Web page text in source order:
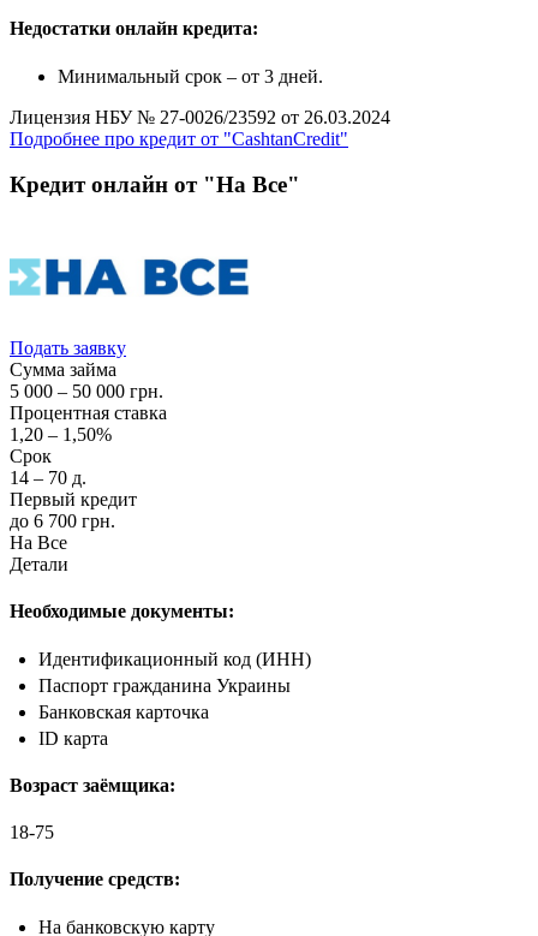
Недостатки онлайн кредита:
Минимальный срок – от 3 дней.
Лицензия НБУ № 27-0026/23592 от 26.03.2024
Подробнее про кредит от "CashtanCredit"
Кредит онлайн от "На Все"
Подать заявку
Сумма займа
5 000 – 50 000 грн.
Процентная ставка
1,20 – 1,50%
Срок
14 – 70 д.
Первый кредит
до 6 700 грн.
На Все
Детали
Необходимые документы:
Идентификационный код (ИНН)
Паспорт гражданина Украины
Банковская карточка
ID карта
Возраст заёмщика:
18-75
Получение средств:
На банковскую карту